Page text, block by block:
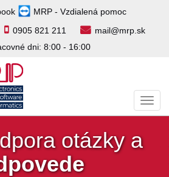
MRP - Vzdialená pomoc
0905 821 211
mail@mrp.sk
dni: 8:00 - 16:00
otázky a